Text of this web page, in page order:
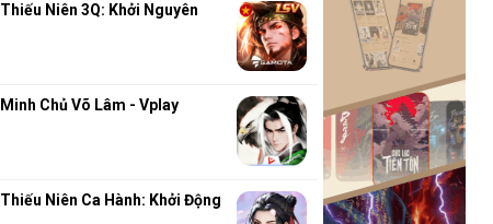
Thiếu Niên 3Q: Khởi Nguyên
Minh Chủ Võ Lâm - Vplay
Thiếu Niên Ca Hành: Khởi Động